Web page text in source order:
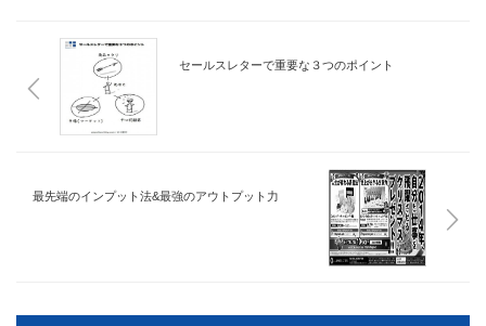
セールスレターで重要な３つのポイント
最先端のインプット法&最強のアウトプット力